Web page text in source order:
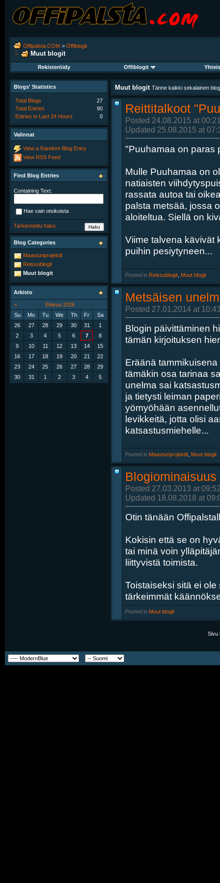
Offipalsta.COM > Offiblogit
Muut blogit
Rekisteröidy Offiblogit
Muut blogit Tänne kaikki sekalainen
Reittitalkoot
Posted 24.08.2015 at
Updated 25.08.2015 at
"Puuhamaa on paras
Mulle Puuhamaa on
natiaisten
rassata autoa tai
palsta metsää, jossa
aloiteltua. Siellä on
Viime talvena kävivät
puihin pesiytyneen...
Posted in Reissublogit Muut blogit
Metsäisen
Posted 27.01.2014 at
Blogin päivittäminen
tämän kirjoituksen
Eräänä
tämäkin osa tarinaa
unelma sai
ja tietysti leiman
yömyöhään
levikkeitä, jotta olisi
katsastusmiehelle...
Posted in Maasturiprojektit Muut blogit
Posted 27.03.2013 at
Updated 18.08.2018 at
Otin tänään
Kokisin että se on
tai minä voin
liittyvistä toimista.
Toistaiseksi sitä ei
tärkeimmät
Posted in Muut blogit
Blogs' Statistics
Total Blogs
27
Total Entries
90
Entries in Last 24 Hours
0
Valinnat
View a Random Blog Entry
View RSS Feed
Find Blog Entries
Containing Text:
Hae vain otsikoista
Tarkennettu haku
Blog Categories
Maasturiprojektit
Reissublogit
Muut blogit
Arkisto
<
Elokuu 2026
Su
Mo Tu We Th Fr
Sa
26
27 28 29 30 31
1
2
3 4 5 6 7
8
9
10 11 12 13 14
15
16
17 18 19 20 21
22
23
24 25 26 27 28
29
30
31 1 2 3 4 5
Sivu